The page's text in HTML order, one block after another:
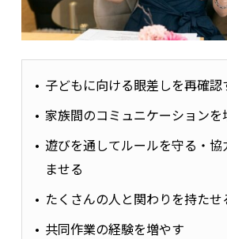
子どもに向ける眼差しを再確認
家族間のコミュニケーションを
遊びを通してルールを守る・
ませる
たくさんの人と関わりを持たせ
共同作業の経験を増やす